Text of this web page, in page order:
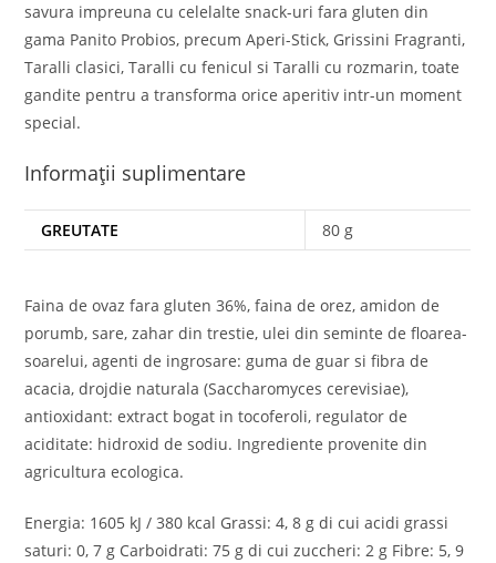
savura impreuna cu celelalte snack-uri fara gluten din
gama Panito Probios, precum Aperi-Stick, Grissini Fragranti,
Taralli clasici, Taralli cu fenicul si Taralli cu rozmarin, toate
gandite pentru a transforma orice aperitiv intr-un moment
special.
Informații suplimentare
GREUTATE 80 g
Faina de ovaz fara gluten 36%, faina de orez, amidon de
porumb, sare, zahar din trestie, ulei din seminte de floarea-
soarelui, agenti de ingrosare: guma de guar si fibra de
acacia, drojdie naturala (Saccharomyces cerevisiae),
antioxidant: extract bogat in tocoferoli, regulator de
aciditate: hidroxid de sodiu. Ingrediente provenite din
agricultura ecologica.
Energia: 1605 kJ / 380 kcal Grassi: 4, 8 g di cui acidi grassi
saturi: 0, 7 g Carboidrati: 75 g di cui zuccheri: 2 g Fibre: 5, 9